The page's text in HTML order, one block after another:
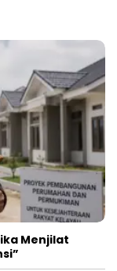
Menjilat